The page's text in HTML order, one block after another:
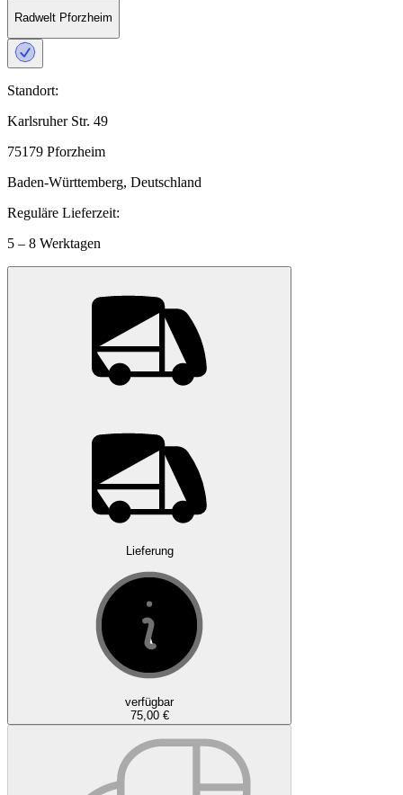
Radwelt Pforzheim
Standort:
Karlsruher Str. 49
75179 Pforzheim
Baden-Württemberg, Deutschland
Reguläre Lieferzeit:
5 – 8 Werktagen
Lieferung
verfügbar
75,00 €